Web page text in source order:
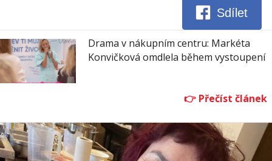
Sdílet
Drama v nákupním centru: Markéta
Konvičková omdlela během vystoupení